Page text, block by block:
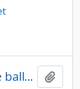
Opération II, fouilles du jeu de balle et de la structure sud